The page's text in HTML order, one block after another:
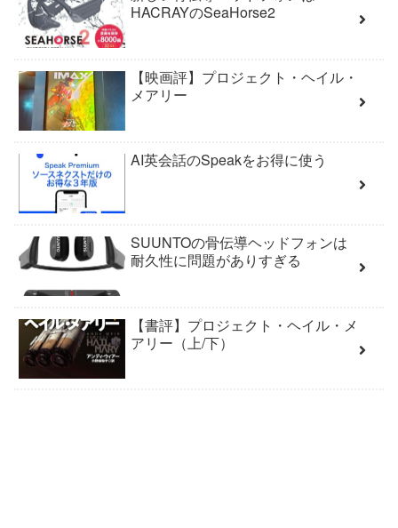
HACRAYのSeaHorse2
【映画評】プロジェクト・ヘイル・
メアリー
AI英会話のSpeakをお得に使う
SUUNTOの骨伝導ヘッドフォンは
耐久性に問題がありすぎる
【書評】プロジェクト・ヘイル・メ
アリー（上/下）